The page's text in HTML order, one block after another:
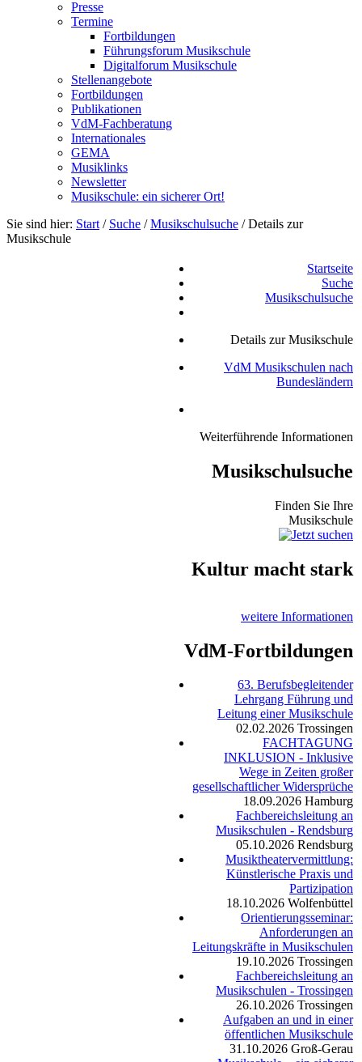
Presse
Termine
Fortbildungen
Führungsforum Musikschule
Digitalforum Musikschule
Stellenangebote
Fortbildungen
Publikationen
VdM-Fachberatung
Internationales
GEMA
Musiklinks
Newsletter
Musikschule: ein sicherer Ort!
Sie sind hier: Start / Suche /Musikschulsuche /Details zur
Musikschule
Startseite
Suche
Musikschulsuche
Details zur Musikschule
VdM Musikschulen nach
Bundesländern
Weiterführende Informationen
Musikschulsuche
Finden Sie Ihre
Musikschule
Kultur macht stark
weitere Informationen
VdM-Fortbildungen
63. Berufsbegleitender
Lehrgang Führung und
Leitung einer Musikschule
02.02.2026 Trossingen
FACHTAGUNG
INKLUSION - Inklusive
Wege in Zeiten großer
gesellschaftlicher Widersprüche
18.09.2026 Hamburg
Fachbereichsleitung an
Musikschulen - Rendsburg
05.10.2026 Rendsburg
Musiktheatervermittlung:
Künstlerische Praxis und
Partizipation
18.10.2026 Wolfenbüttel
Orientierungsseminar:
Anforderungen an
Leitungskräfte in Musikschulen
19.10.2026 Trossingen
Fachbereichsleitung an
Musikschulen - Trossingen
26.10.2026 Trossingen
Aufgaben an und in einer
öffentlichen Musikschule
31.10.2026 Groß-Gerau